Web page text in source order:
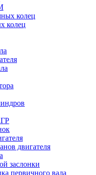
колец
колец
двигателя
заслонки
первичного вала